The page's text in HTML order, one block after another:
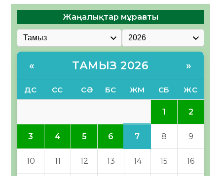
Жаңалықтар мұрағаты
« ТАМЫЗ 2026 »
ДС СС СӘ БС ЖМ СБ ЖС
1 2
3 4 5 6 7 8 9
10 11 12 13 14 15 16